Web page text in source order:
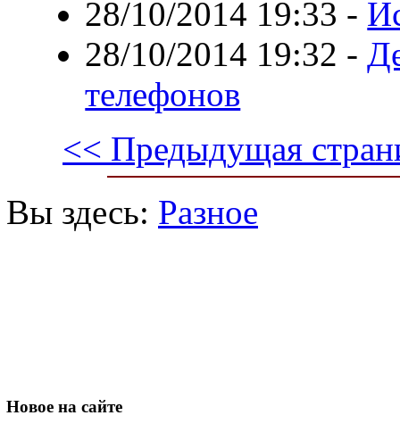
28/10/2014 19:33 -
28/10/2014 19:32 -
телефонов
<< Предыдущая
Вы здесь: Разное
Новое на сайте